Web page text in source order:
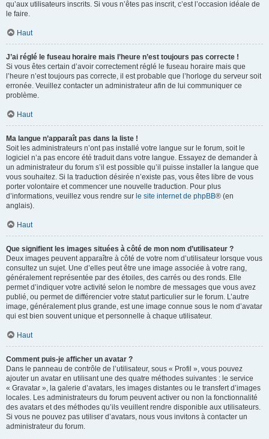
qu’aux utilisateurs inscrits. Si vous n’êtes pas inscrit, c’est l’occasion idéale de
le faire.
Haut
J’ai réglé le fuseau horaire mais l’heure n’est toujours pas correcte !
Si vous êtes certain d’avoir correctement réglé le fuseau horaire mais que
l’heure n’est toujours pas correcte, il est probable que l’horloge du serveur soit
erronée. Veuillez contacter un administrateur afin de lui communiquer ce
problème.
Haut
Ma langue n’apparaît pas dans la liste !
Soit les administrateurs n’ont pas installé votre langue sur le forum, soit le
logiciel n’a pas encore été traduit dans votre langue. Essayez de demander à
un administrateur du forum s’il est possible qu’il puisse installer la langue que
vous souhaitez. Si la traduction désirée n’existe pas, vous êtes libre de vous
porter volontaire et commencer une nouvelle traduction. Pour plus
d’informations, veuillez vous rendre sur le site internet de phpBB® (en
anglais).
Haut
Que signifient les images situées à côté de mon nom d’utilisateur ?
Deux images peuvent apparaître à côté de votre nom d’utilisateur lorsque vous
consultez un sujet. Une d’elles peut être une image associée à votre rang,
généralement représentée par des étoiles, des carrés ou des ronds. Elle
permet d’indiquer votre activité selon le nombre de messages que vous avez
publié, ou permet de différencier votre statut particulier sur le forum. L’autre
image, généralement plus grande, est une image connue sous le nom d’avatar
qui est bien souvent unique et personnelle à chaque utilisateur.
Haut
Comment puis-je afficher un avatar ?
Dans le panneau de contrôle de l’utilisateur, sous « Profil », vous pouvez
ajouter un avatar en utilisant une des quatre méthodes suivantes : le service
« Gravatar », la galerie d’avatars, les images distantes ou le transfert d’images
locales. Les administrateurs du forum peuvent activer ou non la fonctionnalité
des avatars et des méthodes qu’ils veuillent rendre disponible aux utilisateurs.
Si vous ne pouvez pas utiliser d’avatars, nous vous invitons à contacter un
administrateur du forum.